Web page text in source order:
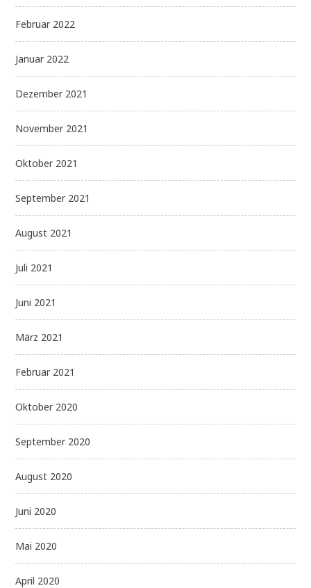
Februar 2022
Januar 2022
Dezember 2021
November 2021
Oktober 2021
September 2021
August 2021
Juli 2021
Juni 2021
März 2021
Februar 2021
Oktober 2020
September 2020
August 2020
Juni 2020
Mai 2020
April 2020